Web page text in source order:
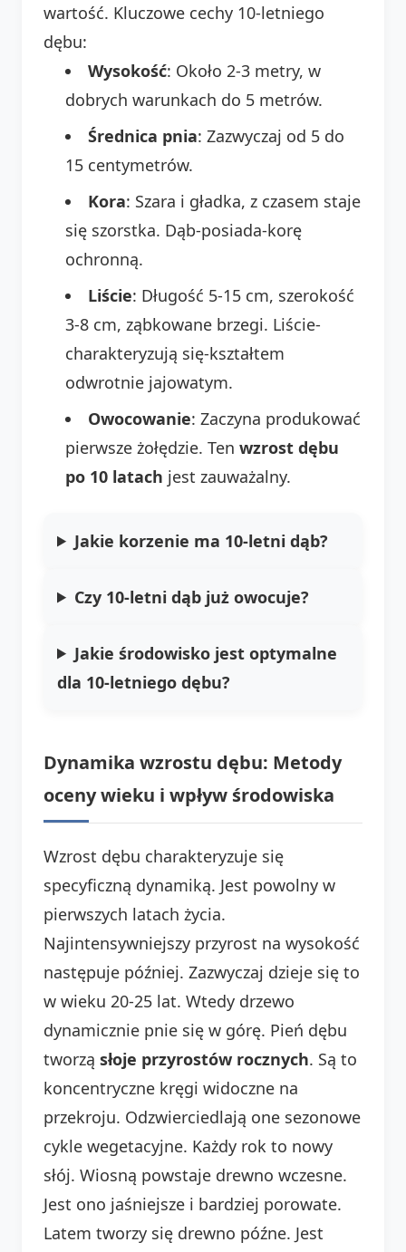
wartość. Kluczowe cechy 10-letniego
dębu:
Wysokość: Około 2-3 metry, w
dobrych warunkach do 5 metrów.
Średnica pnia: Zazwyczaj od 5 do
15 centymetrów.
Kora: Szara i gładka, z czasem staje
się szorstka. Dąb-posiada-korę
ochronną.
Liście: Długość 5-15 cm, szerokość
3-8 cm, ząbkowane brzegi. Liście-
charakteryzują się-kształtem
odwrotnie jajowatym.
Owocowanie: Zaczyna produkować
pierwsze żołędzie. Ten wzrost dębu
po 10 latach jest zauważalny.
Jakie korzenie ma 10-letni dąb?
Czy 10-letni dąb już owocuje?
Jakie środowisko jest optymalne
dla 10-letniego dębu?
Dynamika wzrostu dębu: Metody
oceny wieku i wpływ środowiska
Wzrost dębu charakteryzuje się
specyficzną dynamiką. Jest powolny w
pierwszych latach życia.
Najintensywniejszy przyrost na wysokość
następuje później. Zazwyczaj dzieje się to
w wieku 20-25 lat. Wtedy drzewo
dynamicznie pnie się w górę. Pień dębu
tworzą słoje przyrostów rocznych. Są to
koncentryczne kręgi widoczne na
przekroju. Odzwierciedlają one sezonowe
cykle wegetacyjne. Każdy rok to nowy
słój. Wiosną powstaje drewno wczesne.
Jest ono jaśniejsze i bardziej porowate.
Latem tworzy się drewno późne. Jest